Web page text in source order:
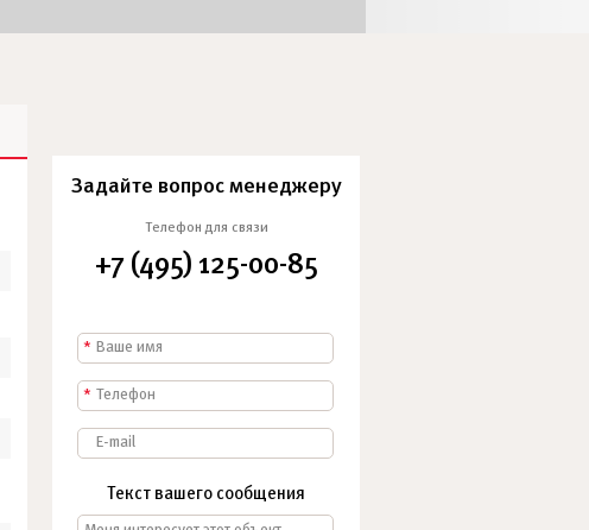
Задайте вопрос менеджеру
Телефон для связи
+7 (495) 125-00-85
*
*
Текст вашего сообщения